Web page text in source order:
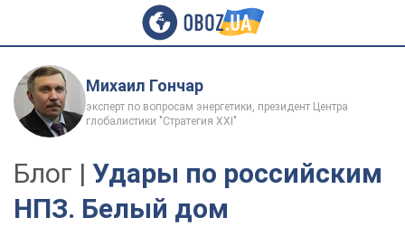
Михаил Гончар
эксперт по вопросам энергетики, президент Центра
глобалистики "Стратегия XXI"
Блог | Удары по российским
НПЗ. Белый дом